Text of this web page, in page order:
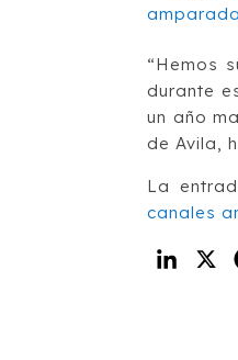
“Hemos
durante
un año
de Avila,
La
canales
X